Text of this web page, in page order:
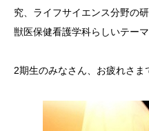
究、ライフサイエンス分野の
獣医保健看護学科らしいテーマ
2期生のみなさん、お疲れさま